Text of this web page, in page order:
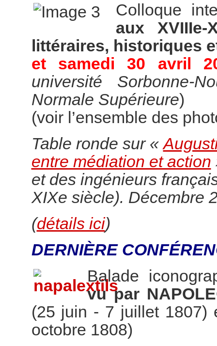
Colloque
aux
littéraires, historiques
et samedi 30 avril
université
Normale Supérieure)
(voir l’ensemble des
Table ronde sur «
entre médiation et action
et des ingénieurs
XIXe siècle). Décembre
(détails ici)
DERNIÈRE
Balade
vu par
(25 juin - 7 juillet
octobre 1808)